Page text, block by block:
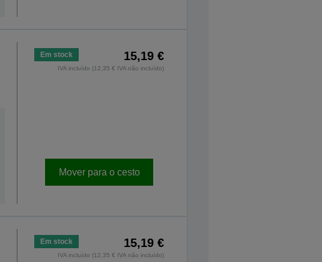
Em stock 15,19 €
IVA incluído (12,35 € IVA não incluído)
Mover para o cesto
Em stock 15,19 €
IVA incluído (12,35 € IVA não incluído)